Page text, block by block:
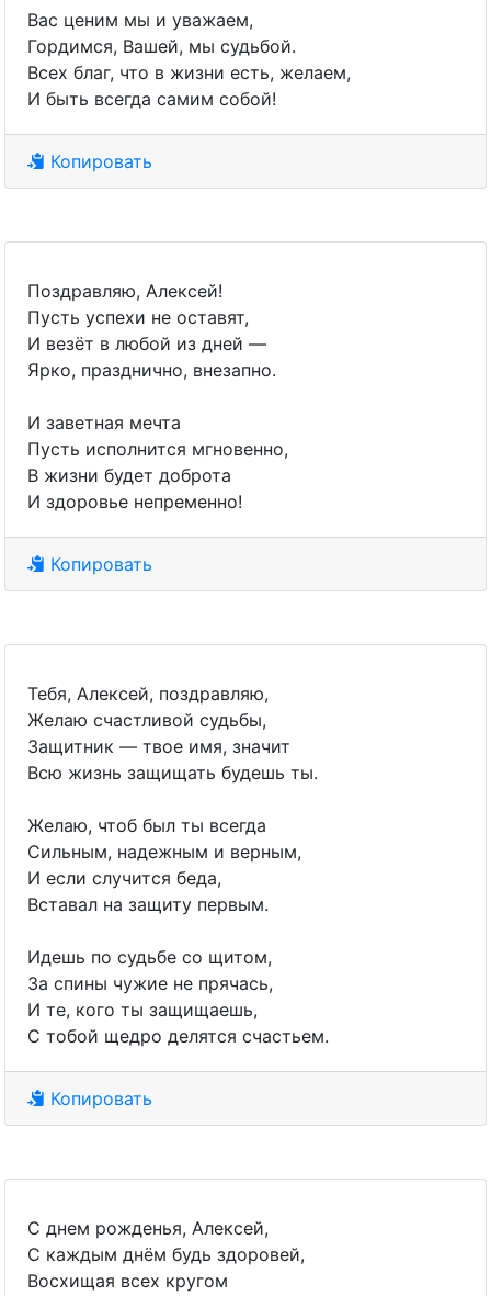
Вас ценим мы и уважаем,
Гордимся, Вашей, мы судьбой.
Всех благ, что в жизни есть, желаем,
И быть всегда самим собой!
Копировать
Поздравляю, Алексей!
Пусть успехи не оставят,
И везёт в любой из дней —
Ярко, празднично, внезапно.
И заветная мечта
Пусть исполнится мгновенно,
В жизни будет доброта
И здоровье непременно!
Копировать
Тебя, Алексей, поздравляю,
Желаю счастливой судьбы,
Защитник — твое имя, значит
Всю жизнь защищать будешь ты.
Желаю, чтоб был ты всегда
Сильным, надежным и верным,
И если случится беда,
Вставал на защиту первым.
Идешь по судьбе со щитом,
За спины чужие не прячась,
И те, кого ты защищаешь,
С тобой щедро делятся счастьем.
Копировать
С днем рожденья, Алексей,
С каждым днём будь здоровей,
Восхищая всех кругом